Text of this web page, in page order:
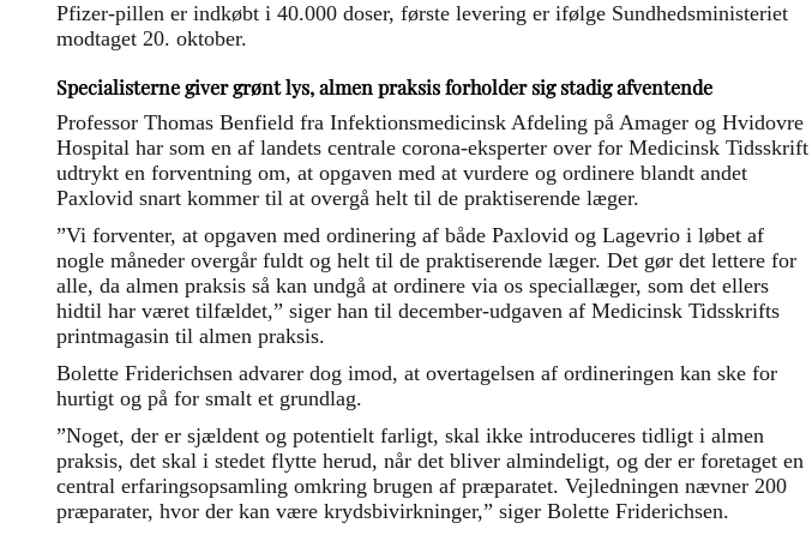
Pfizer-pillen er indkøbt i 40.000 doser, første levering er ifølge Sundhedsministeriet
modtaget 20. oktober.
Specialisterne giver grønt lys, almen praksis forholder sig stadig afventende
Professor Thomas Benfield fra Infektionsmedicinsk Afdeling på Amager og Hvidovre
Hospital har som en af landets centrale corona-eksperter over for Medicinsk Tidsskrift
udtrykt en forventning om, at opgaven med at vurdere og ordinere blandt andet
Paxlovid snart kommer til at overgå helt til de praktiserende læger.
”Vi forventer, at opgaven med ordinering af både Paxlovid og Lagevrio i løbet af
nogle måneder overgår fuldt og helt til de praktiserende læger. Det gør det lettere for
alle, da almen praksis så kan undgå at ordinere via os speciallæger, som det ellers
hidtil har været tilfældet,” siger han til december-udgaven af Medicinsk Tidsskrifts
printmagasin til almen praksis.
Bolette Friderichsen advarer dog imod, at overtagelsen af ordineringen kan ske for
hurtigt og på for smalt et grundlag.
”Noget, der er sjældent og potentielt farligt, skal ikke introduceres tidligt i almen
praksis, det skal i stedet flytte herud, når det bliver almindeligt, og der er foretaget en
central erfaringsopsamling omkring brugen af præparatet. Vejledningen nævner 200
præparater, hvor der kan være krydsbivirkninger,” siger Bolette Friderichsen.